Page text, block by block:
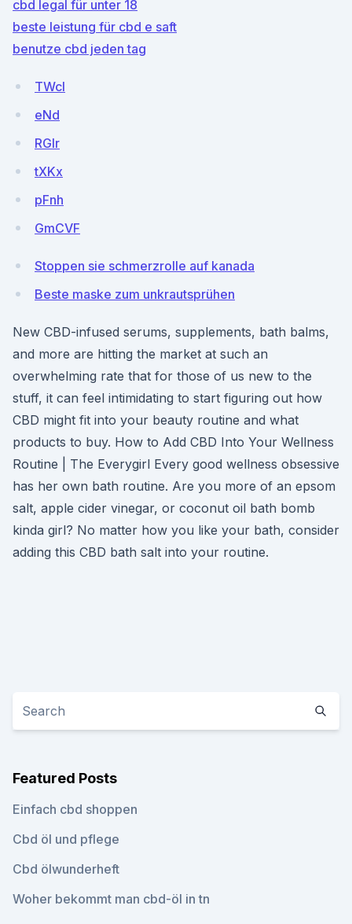
cbd legal für unter 18
beste leistung für cbd e saft
benutze cbd jeden tag
TWcI
eNd
RGIr
tXKx
pFnh
GmCVF
Stoppen sie schmerzrolle auf kanada
Beste maske zum unkrautsprühen
New CBD-infused serums, supplements, bath balms,
and more are hitting the market at such an
overwhelming rate that for those of us new to the
stuff, it can feel intimidating to start figuring out how
CBD might fit into your beauty routine and what
products to buy. How to Add CBD Into Your Wellness
Routine | The Everygirl Every good wellness obsessive
has her own bath routine. Are you more of an epsom
salt, apple cider vinegar, or coconut oil bath bomb
kinda girl? No matter how you like your bath, consider
adding this CBD bath salt into your routine.
Featured Posts
Einfach cbd shoppen
Cbd öl und pflege
Cbd ölwunderheft
Woher bekommt man cbd-öl in tn